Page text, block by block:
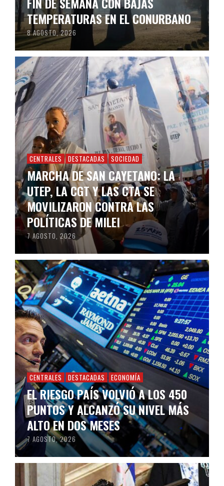
TEMPERATURAS EN EL CONURBANO
8 AGOSTO, 2026
CENTRALES DESTACADAS SOCIEDAD
MARCHA DE SAN CAYETANO: LA
UTEP, LA CGT Y LAS CTA SE
MOVILIZARON CONTRA LAS
POLÍTICAS DE MILEI
7 AGOSTO, 2026
CENTRALES DESTACADAS ECONOMÍA
EL RIESGO PAÍS VOLVIÓ A LOS 450
PUNTOS Y ALCANZÓ SU NIVEL MÁS
ALTO EN DOS MESES
7 AGOSTO, 2026